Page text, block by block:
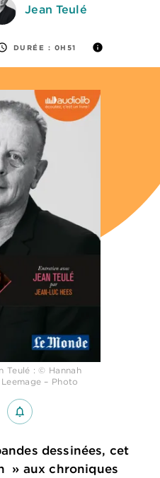
Jean Teulé
DURÉE : 0H51 info
Teulé : © Hannah
– Photo
notifications_none_outlined
dessinées, cet
» aux chroniques